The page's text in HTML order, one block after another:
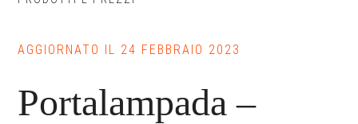
AGGIORNATO IL 24 FEBBRAIO 2023
Portalampada –